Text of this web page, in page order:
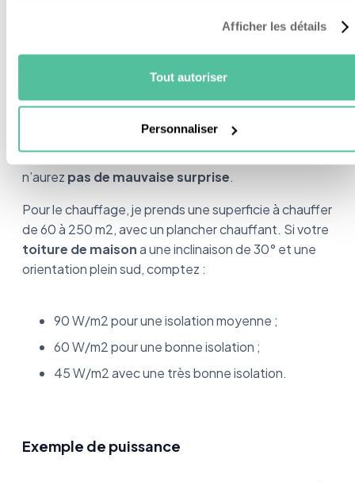
Afficher les détails
Tout autoriser
Personnaliser
Mon diagramme de puissance selon la
consommation d’ECS de 200 litres
Je sais, ça fait beaucoup, mais comme ça, vous
n’aurez pas de mauvaise surprise.
Pour le chauffage, je prends une superficie à chauffer
de 60 à 250 m2, avec un plancher chauffant. Si votre
toiture de maisona une inclinaison de 30° et une
orientation plein sud, comptez :
90 W/m2 pour une isolation moyenne ;
60 W/m2 pour une bonne isolation ;
45 W/m2 avec une très bonne isolation.
Exemple de puissance